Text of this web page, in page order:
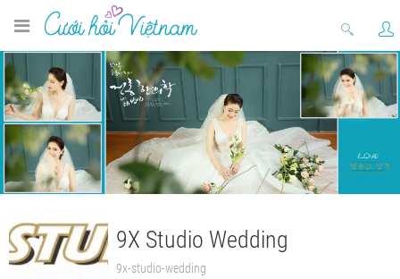
9X Studio Wedding
9x-studio-wedding